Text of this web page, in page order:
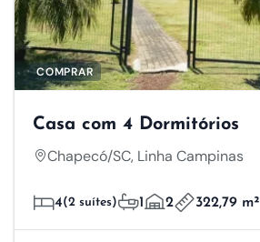
COMPRAR
Casa com 4 Dormitórios
Chapecó/SC, Linha Campinas
4(2 suítes) 1 2 322,79 m²